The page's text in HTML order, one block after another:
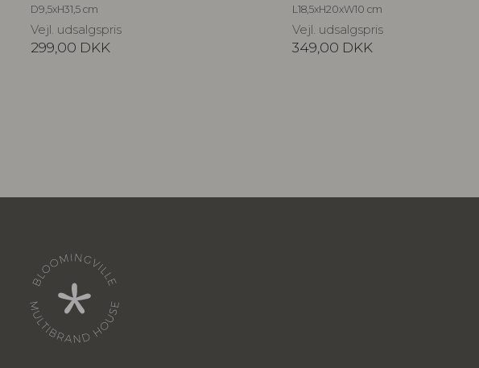
D9,5xH31,5 cm
Vejl. udsalgspris
299,00 DKK
L18,5xH20xW10 cm
Vejl. udsalgspris
349,00 DKK